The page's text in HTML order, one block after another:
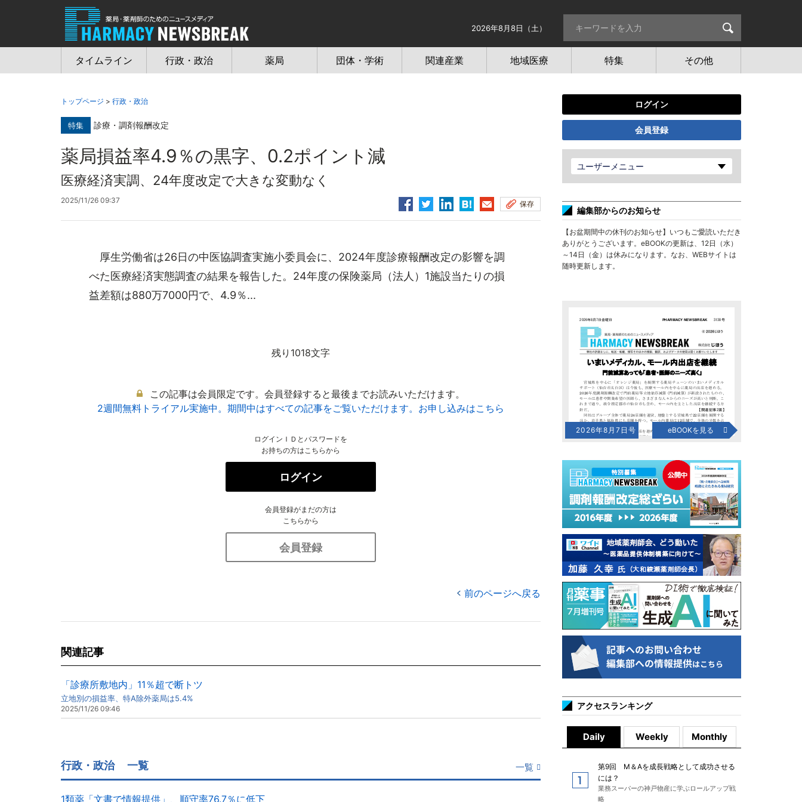
2026年8月8日（土）
タイムライン 行政・政治 薬局 団体・学術 関連産業 地域医療 特集 その他
トップページ > 行政・政治
特集 診療・調剤報酬改定
薬局損益率4.9％の黒字、0.2ポイント減
医療経済実調、24年度改定で大きな変動なく
2025/11/26 09:37 保存
厚生労働省は26日の中医協調査実施小委員会に、2024年度診療報酬改定の影響を調
べた医療経済実態調査の結果を報告した。24年度の保険薬局（法人）1施設当たりの損
益差額は880万7000円で、4.9％...
残り1018文字
この記事は会員限定です。会員登録すると最後までお読みいただけます。
2週間無料トライアル実施中。期間中はすべての記事をご覧いただけます。お申し込みはこちら
ログインＩＤとパスワードを
お持ちの方はこちらから
ログイン
会員登録がまだの方は
こちらから
会員登録
前のページへ戻る
関連記事
「診療所敷地内」11％超で断トツ
立地別の損益率、特A除外薬局は5.4%
2025/11/26 09:46
行政・政治 一覧 一覧
1類薬「文書で情報提供」、順守率76.7％に低下
ログイン
会員登録
ユーザーメニュー
編集部からのお知らせ
【お盆期間中の休刊のお知らせ】いつもご愛読いただき
ありがとうございます。eBOOKの更新は、12日（水）
～14日（金）は休みになります。なお、WEBサイトは
随時更新します。
2026年8月7日号 eBOOKを見る
アクセスランキング
Daily Weekly Monthly
第9回 M＆Aを成長戦略として成功させる
には？
業務スーパーの神戸物産に学ぶロールアップ戦
略